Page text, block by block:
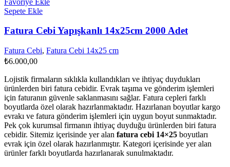
Sepete Ekle
Fatura Cebi Yapışkanlı 14x25cm 2000 Adet
Fatura Cebi, Fatura Cebi 14x25 cm
₺6.000,00
Lojistik firmaların sıklıkla kullandıkları ve ihtiyaç duydukları
ürünlerden biri fatura cebidir. Evrak taşıma ve gönderim işlemleri
için faturanın güvenle saklanmasını sağlar. Fatura cepleri farklı
boyutlarda özel olarak hazırlanmaktadır. Hazırlanan boyutlar kargo
evrakı ve fatura gönderim işlemleri için uygun boyut sunmaktadır.
Pek çok kurumsal firmanın ihtiyaç duyduğu ürünlerden biri fatura
cebidir. Sitemiz içerisinde yer alan fatura cebi 14×25 boyutları
evrak için özel olarak hazırlanmıştır. Kategori içerisinde yer alan
ürünler farklı boyutlarda hazırlanarak sunulmaktadır.